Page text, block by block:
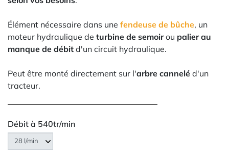
Élément nécessaire dans une fendeuse de bûche, un
moteur hydraulique de turbine de semoirou palier au
manque de débit d'un circuit hydraulique.
Peut être monté directement sur l'arbre cannelé d'un
tracteur.
Débit à 540tr/min